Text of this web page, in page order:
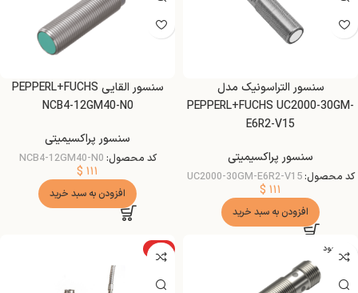
سنسور التراسونیک مدل
PEPPERL+FUCHS UC2000-30GM-
E6R2-V15
سنسور پراکسیمیتی
کد محصول:UC2000-30GM-E6R2-V15
$ ۱۱۱
افزودن به سبد خرید
سنسور القایی PEPPERL+FUCHS
NCB4-12GM40-N0
سنسور پراکسیمیتی
کد محصول: NCB4-12GM40-N0
$ ۱۱۱
افزودن به سبد خرید
ناموجود ویژه